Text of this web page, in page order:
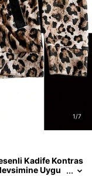
1/7
Kadife Kontras
Uygu